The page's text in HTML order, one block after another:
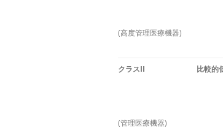
(高度管理医療機器)
クラスII
(管理医療機器)
比較的